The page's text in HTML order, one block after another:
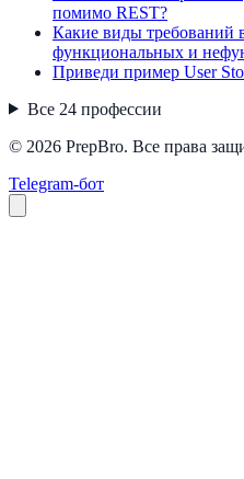
помимо REST?
Какие виды требований
функциональных и
Приведи пример User
Все 24 профессии
© 2026 PrepBro. Все права
Telegram-бот